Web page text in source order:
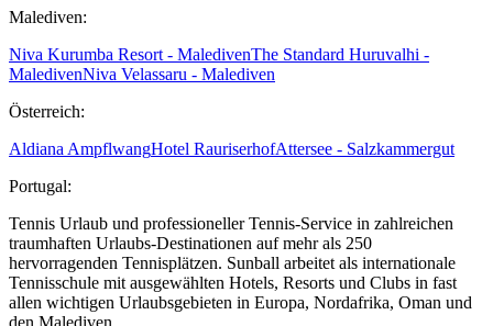
Malediven:
Niva Kurumba Resort - MaledivenThe Standard Huruvalhi -
MaledivenNiva Velassaru - Malediven
Österreich:
Aldiana AmpflwangHotel RauriserhofAttersee - Salzkammergut
Portugal:
Tennis Urlaub und professioneller Tennis-Service in zahlreichen
traumhaften Urlaubs-Destinationen auf mehr als 250
hervorragenden Tennisplätzen. Sunball arbeitet als internationale
Tennisschule mit ausgewählten Hotels, Resorts und Clubs in fast
allen wichtigen Urlaubsgebieten in Europa, Nordafrika, Oman und